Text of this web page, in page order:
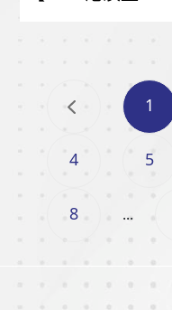
1
4 5
8 ...